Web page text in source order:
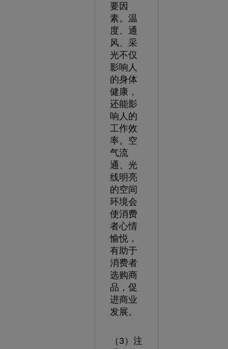
要因
素。温
度、通
风、采
光不仅
影响人
的身体
健康，
还能影
响人的
工作效
率。空
气流
通、光
线明亮
的空间
环境会
使消费
者心情
愉悦，
有助于
消费者
选购商
品，促
进商业
发展。
（3）注